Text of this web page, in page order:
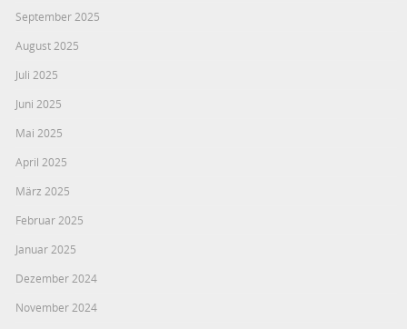
September 2025
August 2025
Juli 2025
Juni 2025
Mai 2025
April 2025
März 2025
Februar 2025
Januar 2025
Dezember 2024
November 2024